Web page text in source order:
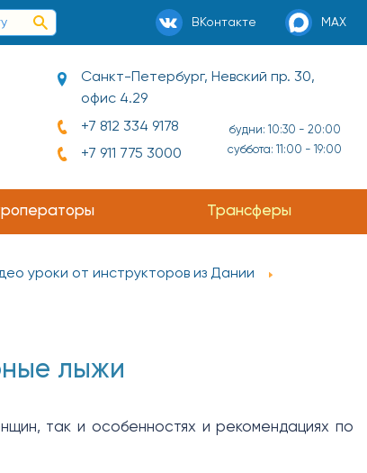
ВКонтакте MAX
Санкт-Петербург, Невский пр. 30,
офис 4.29
+7 812 334 9178
+7 911 775 3000
будни: 10:30 - 20:00
суббота: 11:00 - 19:00
Трансферы
уроки от инструкторов из Дании
лыжи
так и особенностях и рекомендациях по